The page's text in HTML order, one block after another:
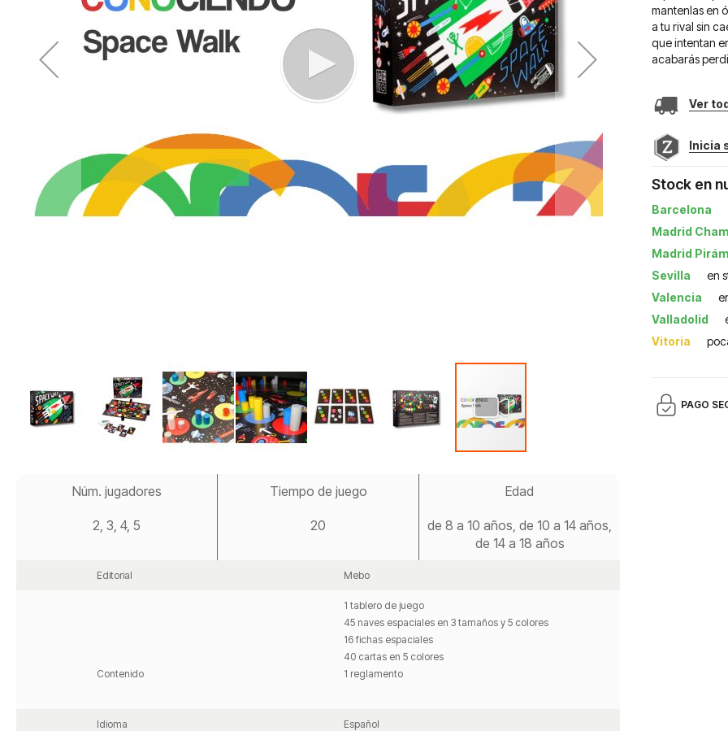
mantenlas en
a tu rival sin
que intentan
acabarás
Ver
Inicia
Stock en
Barcelona
Madrid
Madrid
Sevilla
en
Valencia
Valladolid
Vitoria
PAGO
Núm. jugadores
2, 3, 4, 5
Tiempo de juego
20
Edad
de 8 a 10 años, de 10 a 14 años,
de 14 a 18 años
Editorial Mebo
Contenido
1 tablero de juego
45 naves espaciales en 3 tamaños y 5 colores
16 fichas espaciales
40 cartas en 5 colores
1 reglamento
Idioma Español